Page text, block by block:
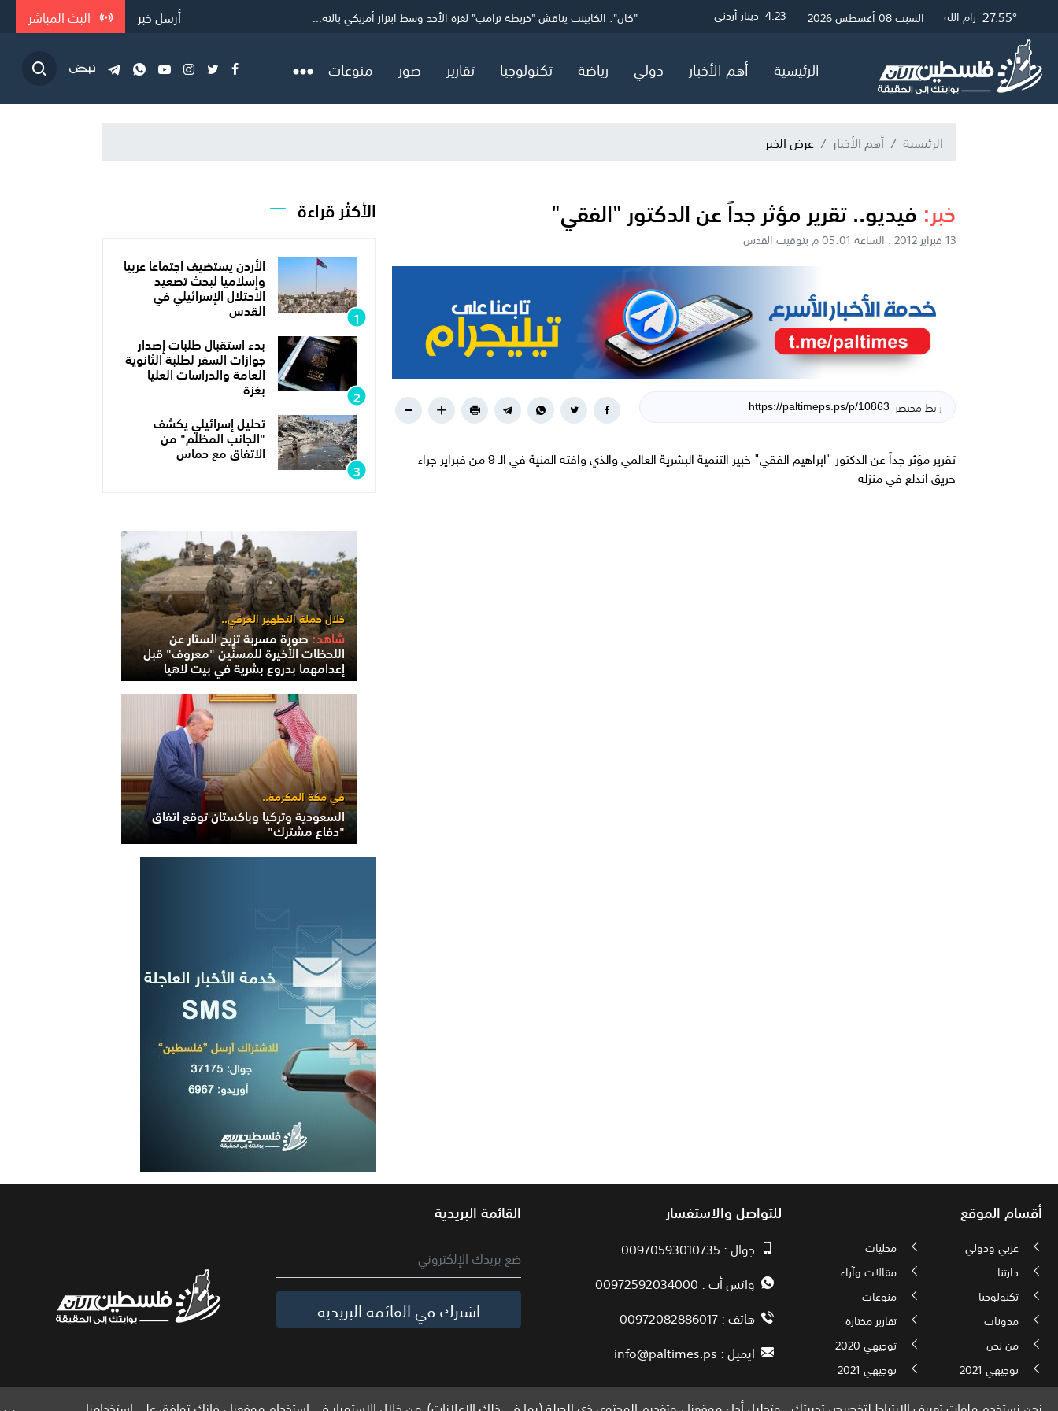
30.69° غزة 27.79° القدس 27.55° رام الله السبت 08 أغسطس 2026 3 دولار أمريكي4.05 جنيه إسترليني 4.23 دينار أردني توجيه لائحة اتهام لمستوطن قتل ناشطاً فلسطينياً
استنفار صحي في "إسرائيل".. "حمى غرب النيل" تسجل أولى ضحاياها وتضرب 5 م...
"كان": الكابينت يناقش "خريطة ترامب" لغزة الأحد وسط ابتزاز أمريكي بالته... أرسل خبر البث المباشر
الرئيسية أهم الأخبار دولي رياضة تكنولوجيا تقارير صور منوعات
الرئيسية أهم الأخبار عرض الخبر
خبر: فيديو.. تقرير مؤثر جداً عن الدكتور "الفقي"
13 فبراير 2012 . الساعة 05:01 م بتوقيت القدس
رابط مختصر
تقرير مؤثر جداً عن الدكتور "ابراهيم الفقي" خبير التنمية البشرية العالمي والذي وافته المنية في الـ 9 من فبراير جراء
حريق اندلع في منزله
الأكثر قراءة
الأردن يستضيف اجتماعا عربيا
وإسلاميا لبحث تصعيد
الاحتلال الإسرائيلي في
القدس
بدء استقبال طلبات إصدار
جوازات السفر لطلبة الثانوية
العامة والدراسات العليا
بغزة
تحليل إسرائيلي يكشف
"الجانب المظلم" من
الاتفاق مع حماس
خلال حملة التطهير العرقي..
شاهد:صورة مسربة تزيح الستار عن
اللحظات الأخيرة للمسنَّين "معروف" قبل
إعدامهما بدروع بشرية في بيت لاهيا
في مكة المكرمة..
السعودية وتركيا وباكستان توقع اتفاق
"دفاع مشترك"
أقسام الموقع
عربي ودولي
محليات
حارتنا
مقالات وآراء
تكنولوجيا
منوعات
مدونات
تقارير مختارة
من نحن
توجيهي 2020
توجيهي 2021
توجيهي 2021
للتواصل والاستفسار
جوال : 00970593010735
واتس أب : 00972592034000
هاتف : 00972082886017
ايميل :info@paltimes.ps
القائمة البريدية
اشترك في القائمة البريدية